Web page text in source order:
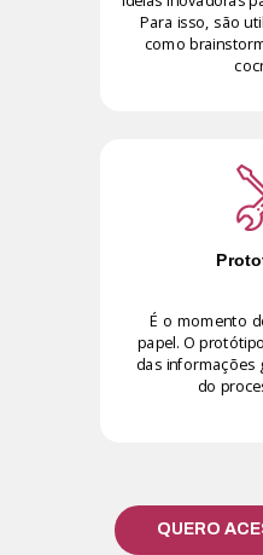
QUERO
Para isso, são
como
É o momento
papel. O
das informações
do